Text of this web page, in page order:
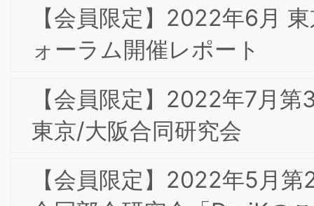
【会員限定】2019年9⽉ 第15回東京プチ
フォーラム 「”AI が切り開く未来” ～AI
で何が変わるのか？～」
【会員限定】2019年7⽉ 第14回東京フォ
ーラム 「“交差集積”の時代における我が
国ジャパンブランドに求められている
2019年7月 第14回東京フォーラム